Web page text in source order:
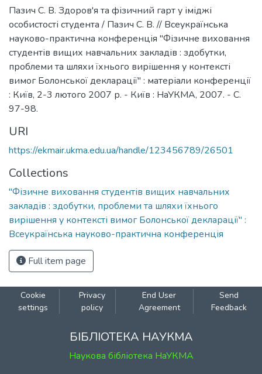
Пазич С. В. Здоров'я та фізичний гарт у іміджі
особистості студента / Пазич С. В. // Всеукраїнська
науково-практична конференція "Фізичне виховання
студентів вищих навчальних закладів : здобутки,
проблеми та шляхи їхнього вирішення у контексті
вимог Болонської декларації" : матеріали конференції
: Київ, 2-3 лютого 2007 р. - Київ : НаУКМА, 2007. - С.
97-98.
URI
https://ekmair.ukma.edu.ua/handle/123456789/26501
Collections
"Фізичне виховання студентів вищих навчальних
закладів : здобутки, проблеми та шляхи їхнього
вирішення у контексті вимог Болонської декларації" :
Всеукраїнська науково-практична конференція
Full item page
Cookie
settings
Privacy
policy
End User
Agreement
Send
Feedback
БІБЛІОТЕКА НАУКМА
Наукова бібліотека НаУКМА